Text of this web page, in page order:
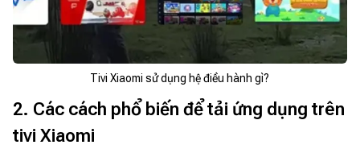
Tivi Xiaomi sử dụng hệ điều hành gì?
2. Các cách phổ biến để tải ứng dụng trên
tivi Xiaomi